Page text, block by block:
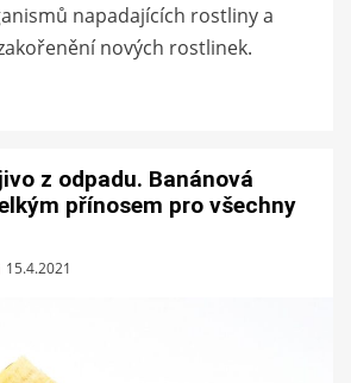
napadajících rostliny a
nových rostlinek.
z odpadu. Banánová
přínosem pro všechny
15.4.2021